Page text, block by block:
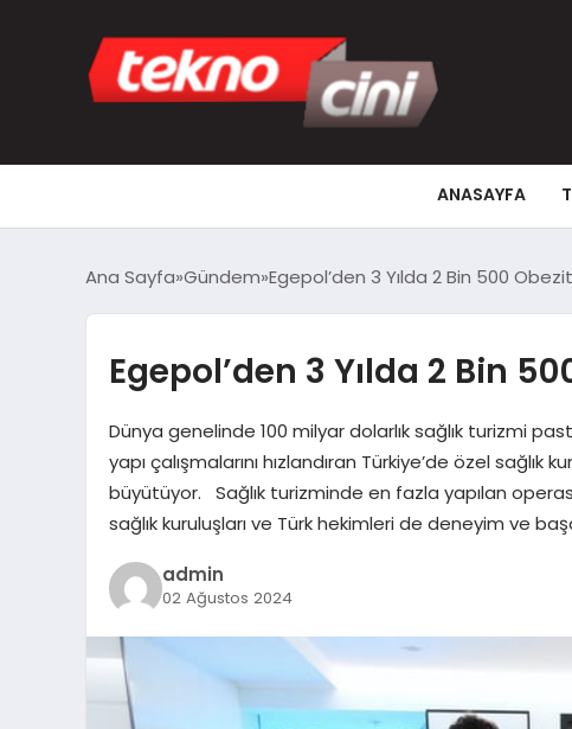
ANASAYFA
Ana Sayfa Gündem Egepol’den 3 Yılda 2 Bin 500
Egepol’den 3 Yılda 2 Bin
Dünya genelinde 100 milyar dolarlık sağlık turizmi
yapı çalışmalarını hızlandıran Türkiye’de özel
büyütüyor. Sağlık turizminde en fazla yapılan
sağlık kuruluşları ve Türk hekimleri de deneyim ve
admin
02 Ağustos 2024